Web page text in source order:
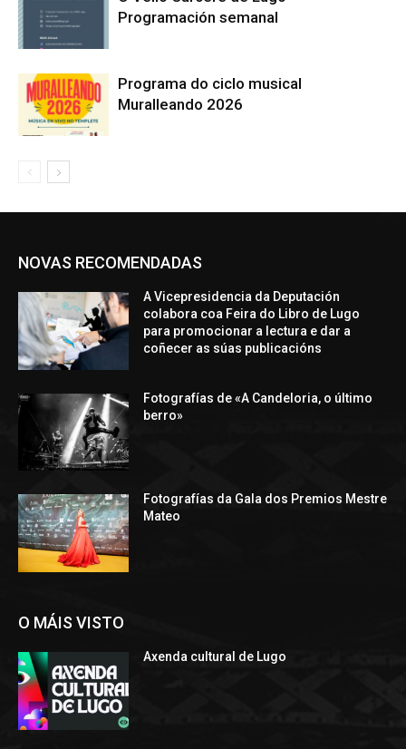
Programación semanal
Programa do ciclo musical
Muralleando 2026
NOVAS RECOMENDADAS
A Vicepresidencia da Deputación
colabora coa Feira do Libro de Lugo
para promocionar a lectura e dar a
coñecer as súas publicacións
Fotografías de «A Candeloria, o último
berro»
Fotografías da Gala dos Premios Mestre
Mateo
O MÁIS VISTO
Axenda cultural de Lugo